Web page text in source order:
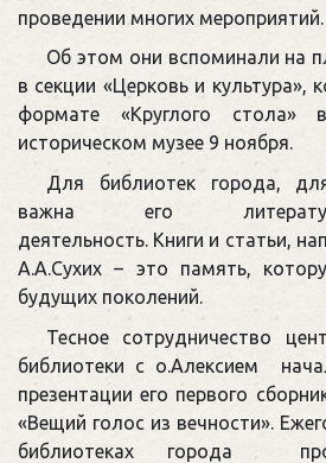
проведении многих мероприятий.
Об этом они вспоминали на
в секции «Церковь и культура»,
формате «Круглого стола»
историческом музее 9 ноября.
Для библиотек города,
важна его литературно-
деятельность. Книги и статьи,
А.А.Сухих – это память,
будущих поколений.
Тесное сотрудничество
библиотеки с о.Алексием
презентации его первого
«Вещий голос из вечности».
библиотеках города